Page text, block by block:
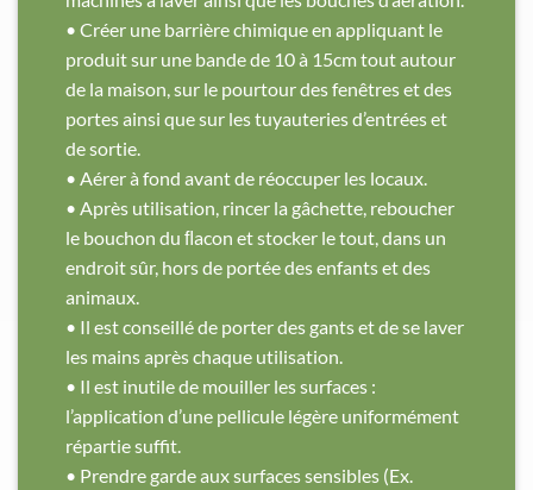
• Créer une barrière chimique en appliquant le
produit sur une bande de 10 à 15cm tout autour
de la maison, sur le pourtour des fenêtres et des
portes ainsi que sur les tuyauteries d’entrées et
de sortie.
• Aérer à fond avant de réoccuper les locaux.
• Après utilisation, rincer la gâchette, reboucher
le bouchon du ﬂacon et stocker le tout, dans un
endroit sûr, hors de portée des enfants et des
animaux.
• Il est conseillé de porter des gants et de se laver
les mains après chaque utilisation.
• Il est inutile de mouiller les surfaces :
l’application d’une pellicule légère uniformément
répartie suffit.
• Prendre garde aux surfaces sensibles (Ex.